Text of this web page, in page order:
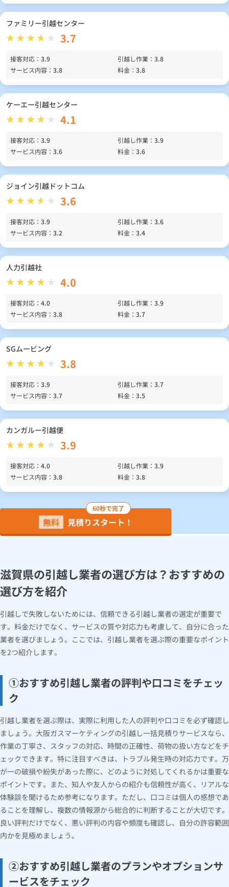
ファミリー引越センター
3.7
接客対応： 3.9 引越し作業： 3.8
サービス内容： 3.8 料金： 3.8
ケーエー引越センター
4.1
接客対応： 3.9 引越し作業： 3.9
サービス内容： 3.6 料金： 3.6
ジョイン引越ドットコム
3.6
接客対応： 3.9 引越し作業： 3.6
サービス内容： 3.2 料金： 3.4
人力引越社
4.0
接客対応： 4.0 引越し作業： 3.9
サービス内容： 3.8 料金： 3.7
SGムービング
3.8
接客対応： 3.9 引越し作業： 3.7
サービス内容： 3.7 料金： 3.5
カンガルー引越便
3.9
接客対応： 4.0 引越し作業： 3.9
サービス内容： 3.8 料金： 3.8
60秒で完了
無料 見積りスタート！
滋賀県の引越し業者の選び方は？おすすめの
選び方を紹介
引越しで失敗しないためには、信頼できる引越し業者の選定が重要で
す。料金だけでなく、サービスの質や対応力も考慮して、自分に合った
業者を選びましょう。ここでは、引越し業者を選ぶ際の重要なポイント
を2つ紹介します。
①おすすめ引越し業者の評判や口コミをチェッ
ク
引越し業者を選ぶ際は、実際に利用した人の評判や口コミを必ず確認し
ましょう。大阪ガスマーケティングの引越し一括見積りサービスなら、
作業の丁寧さ、スタッフの対応、時間の正確性、荷物の扱い方などをチ
ェックできます。特に注目すべきは、トラブル発生時の対応力です。万
が一の破損や紛失があった際に、どのように対処してくれるかは重要な
ポイントです。また、知人や友人からの紹介も信頼性が高く、リアルな
体験談を聞けるため参考になります。ただし、口コミは個人の感想であ
ることを理解し、複数の情報源から総合的に判断することが大切です。
良い評判だけでなく、悪い評判の内容や頻度も確認し、自分の許容範囲
内かを見極めましょう。
②おすすめ引越し業者のプランやオプションサ
ービスをチェック